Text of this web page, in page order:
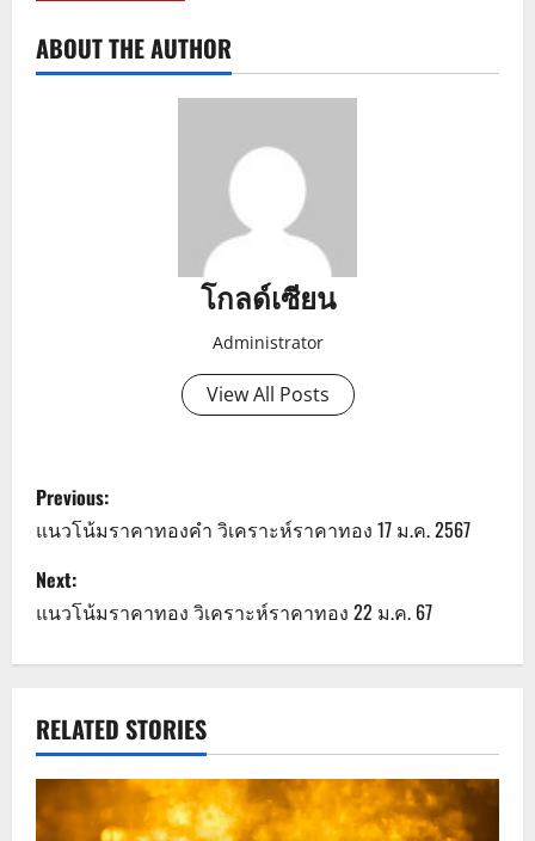
ABOUT THE AUTHOR
โกลด์เซียน
Administrator
View All Posts
P
o
s
t
a
v
Previous:
แนวโน้มราคาทองคำ วิเคราะห์ราคาทอง 17 ม.ค. 2567
Next:
แนวโน้มราคาทอง วิเคราะห์ราคาทอง 22 ม.ค. 67
RELATED STORIES